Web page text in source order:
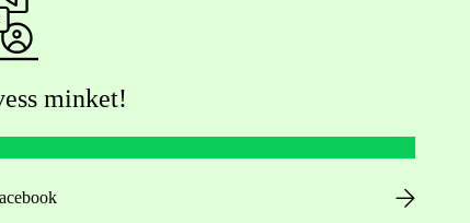
minket!